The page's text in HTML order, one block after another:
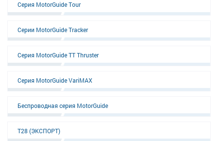
Серия MotorGuide Tour
Серии MotorGuide Tracker
Серия MotorGuide TT Thruster
Серия MotorGuide VariMAX
Беспроводная серия MotorGuide
T28 (ЭКСПОРТ)